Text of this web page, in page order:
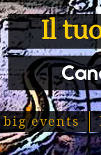
Il
big events